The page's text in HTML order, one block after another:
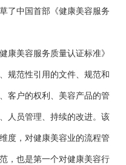
了中国首部《健康美容服务
康美容服务质量认证标准》
规范性引用的文件、规范和
客户的权利、美容产品的管
人员管理、持续的改进。该
度，对健康美容业的流程管
，也是第一个对健康美容行